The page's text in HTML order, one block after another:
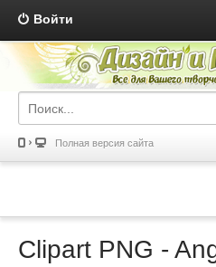
Войти
Полная версия сайта
Clipart PNG -